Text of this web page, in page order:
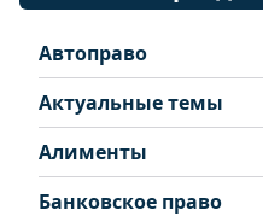
Автоправо
Актуальные темы
Алименты
Банковское право